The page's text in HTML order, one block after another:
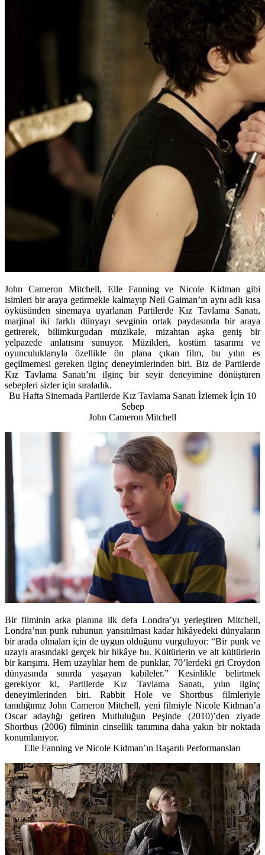
John Cameron Mitchell, Elle Fanning ve Nicole Kidman gibi
isimleri bir araya getirmekle kalmayıp Neil Gaiman’ın aynı adlı kısa
öyküsünden sinemaya uyarlanan Partilerde Kız Tavlama Sanatı,
marjinal iki farklı dünyayı sevginin ortak paydasında bir araya
getirerek, bilimkurgudan müzikale, mizahtan aşka geniş bir
yelpazede anlatısını sunuyor. Müzikleri, kostüm tasarımı ve
oyunculuklarıyla özellikle ön plana çıkan film, bu yılın es
geçilmemesi gereken ilginç deneyimlerinden biri. Biz de Partilerde
Kız Tavlama Sanatı’nı ilginç bir seyir deneyimine dönüştüren
sebepleri sizler için sıraladık.
Bu Hafta Sinemada Partilerde Kız Tavlama Sanatı İzlemek İçin 10
Sebep
John Cameron Mitchell
Bir filminin arka planına ilk defa Londra’yı yerleştiren Mitchell,
Londra’nın punk ruhunun yansıtılması kadar hikâyedeki dünyaların
bir arada olmaları için de uygun olduğunu vurguluyor: “Bir punk ve
uzaylı arasındaki gerçek bir hikâye bu. Kültürlerin ve alt kültürlerin
bir karışımı. Hem uzaylılar hem de punklar, 70’lerdeki gri Croydon
dünyasında sınırda yaşayan kabileler.” Kesinlikle belirtmek
gerekiyor ki, Partilerde Kız Tavlama Sanatı, yılın ilginç
deneyimlerinden biri. Rabbit Hole ve Shortbus filmleriyle
tanıdığımız John Cameron Mitchell, yeni filmiyle Nicole Kidman’a
Oscar adaylığı getiren Mutluluğun Peşinde (2010)’den ziyade
Shortbus (2006) filminin cinsellik tanımına daha yakın bir noktada
konumlanıyor.
Elle Fanning ve Nicole Kidman’ın Başarılı Performansları